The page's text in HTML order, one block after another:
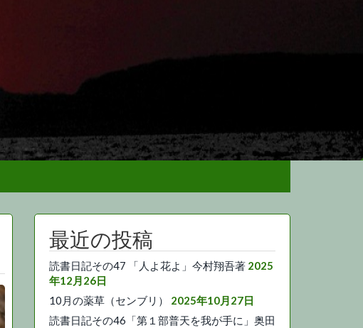
最近の投稿
読書日記その47 「人よ花よ」今村翔吾著 2025
年12月26日
10月の薬草（センブリ）
2025年10月27日
読書日記その46「第１部普天を我が手に」奥田